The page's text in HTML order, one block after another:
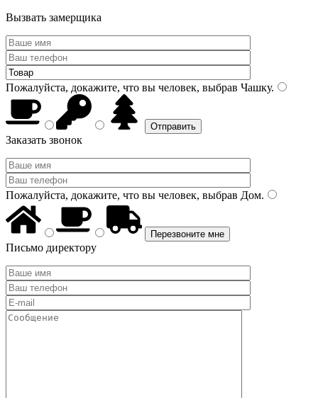
Вызвать замерщика
Пожалуйста, докажите, что вы человек, выбрав Чашку.
Заказать звонок
Пожалуйста, докажите, что вы человек, выбрав Дом.
Письмо директору